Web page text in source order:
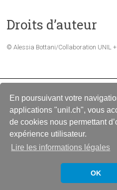
En poursuivant votre
applications "unil.ch", vous
de cookies nous permettant
expérience utilisateur.
Lire les informations légales
OK
Droits d’auteur
© Alessia Bottani/Collaboration UNIL
Copyright © 2026
La Collaboration UNIL + Cinémathèque
ACCUEIL